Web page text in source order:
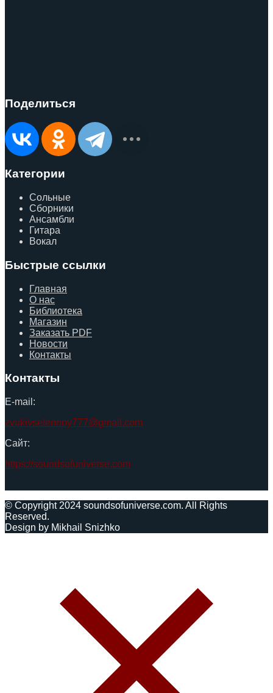
Поделиться
Категории
Сольные
Сборники
Ансамбли
Гитара
Вокал
Быстрые ссылки
Главная
О нас
Библиотека
Магазин
Заказать PDF
Новости
Контакты
Контакты
E-mail:
zvukivselennoy777@gmail.com
Сайт:
https://soundsofuniverse.com
© Copyright 2024 soundsofuniverse.com. All Rights
Reserved.
Design by Mikhail Snizhko